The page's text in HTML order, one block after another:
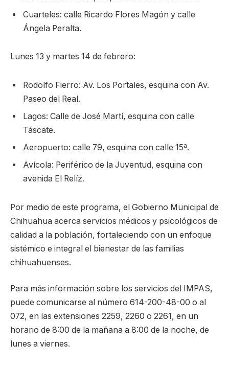
Cuarteles: calle Ricardo Flores Magón y calle
Ángela Peralta.
Lunes 13 y martes 14 de febrero:
Rodolfo Fierro: Av. Los Portales, esquina con Av.
Paseo del Real.
Lagos: Calle de José Martí, esquina con calle
Táscate.
Aeropuerto: calle 79, esquina con calle 15ª.
Avícola: Periférico de la Juventud, esquina con
avenida El Relíz.
Por medio de este programa, el Gobierno Municipal de
Chihuahua acerca servicios médicos y psicológicos de
calidad a la población, fortaleciendo con un enfoque
sistémico e integral el bienestar de las familias
chihuahuenses.
Para más información sobre los servicios del IMPAS,
puede comunicarse al número 614-200-48-00 o al
072, en las extensiones 2259, 2260 o 2261, en un
horario de 8:00 de la mañana a 8:00 de la noche, de
lunes a viernes.